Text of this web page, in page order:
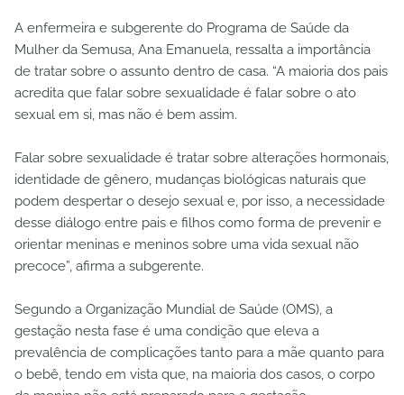
A enfermeira e subgerente do Programa de Saúde da
Mulher da Semusa, Ana Emanuela, ressalta a importância
de tratar sobre o assunto dentro de casa. “A maioria dos pais
acredita que falar sobre sexualidade é falar sobre o ato
sexual em si, mas não é bem assim.
Falar sobre sexualidade é tratar sobre alterações hormonais,
identidade de gênero, mudanças biológicas naturais que
podem despertar o desejo sexual e, por isso, a necessidade
desse diálogo entre pais e filhos como forma de prevenir e
orientar meninas e meninos sobre uma vida sexual não
precoce”, afirma a subgerente.
Segundo a Organização Mundial de Saúde (OMS), a
gestação nesta fase é uma condição que eleva a
prevalência de complicações tanto para a mãe quanto para
o bebê, tendo em vista que, na maioria dos casos, o corpo